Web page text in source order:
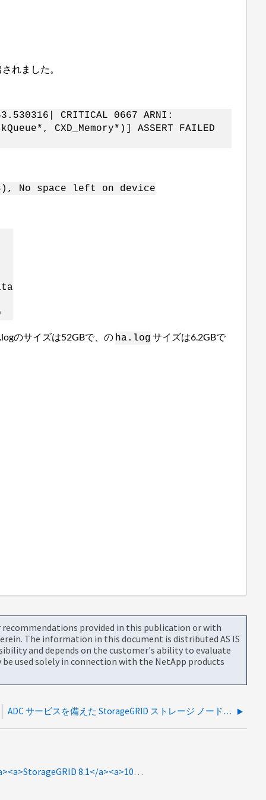
れました。
CRITICAL 0667 ARNI:
CXD_Memory*)] ASSERT FAILED
No space left on device
のサイズは52GBで、の ha.log サイズは6.2GBで
provided in this publication or with
The information in this document is distributed AS IS
and depends on the customer's ability to evaluate
used solely in connection with the NetApp products
ADC サービスを備えた StorageGRID ストレージ ノードを増やすことは可能ですか？
type:howto<a>StorageGRID 7.5</a><a>StorageGRID 8.1</a><a>1032393</a>